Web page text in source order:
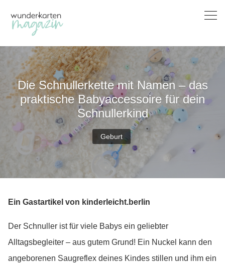
Die Schnullerkette mit Namen – das
praktische Babyaccessoire für dein
Schnullerkind
Geburt
Ein Gastartikel von kinderleicht.berlin
Der Schnuller ist für viele Babys ein geliebter
Alltagsbegleiter – aus gutem Grund! Ein Nuckel kann den
angeborenen Saugreflex deines Kindes stillen und ihm ein